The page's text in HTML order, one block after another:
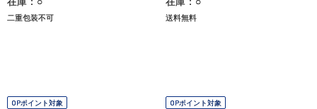
二重包装不可 送料無料
OPポイント対象 OPポイント対象